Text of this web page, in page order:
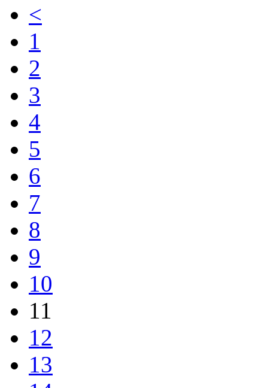
<
1
2
3
4
5
6
7
8
9
10
11
12
13